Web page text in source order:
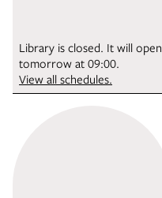
Library is closed. It will open
tomorrow at 09:00.
View all schedules.